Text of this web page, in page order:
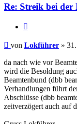
Re: Streik bei der
Beitrag
von Lokführer »
da nach wie vor
wird die Besoldung
Beamtenbund (dbb
Verhandlungen führt
Abschlüsse (dbb
zeitverzögert auch auf